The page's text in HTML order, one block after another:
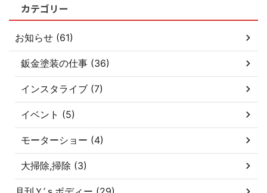
カテゴリー
お知らせ (61)
鈑金塗装の仕事 (36)
インスタライブ (7)
イベント (5)
モーターショー (4)
大掃除,掃除 (3)